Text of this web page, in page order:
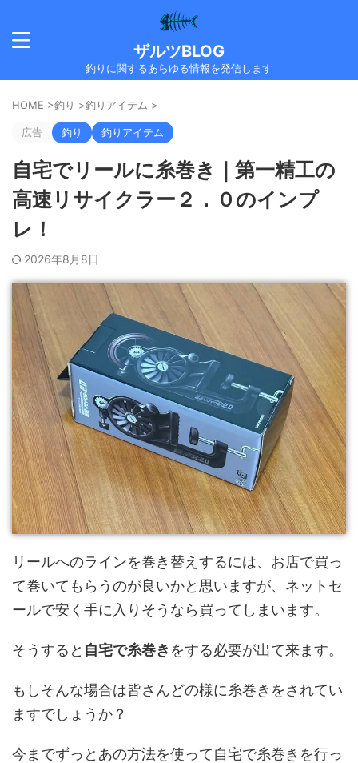
ザルツBLOG
釣りに関するあらゆる情報を発信します
HOME >釣り >釣りアイテム >
広告 釣り 釣りアイテム
自宅でリールに糸巻き｜第一精工の
高速リサイクラー２．０のインプ
レ！
2026年8月8日
リールへのラインを巻き替えするには、お店で買っ
て巻いてもらうのが良いかと思いますが、ネットセ
ールで安く手に入りそうなら買ってしまいます。
そうすると 自宅で糸巻き をする必要が出て来ます。
もしそんな場合は皆さんどの様に糸巻きをされてい
ますでしょうか？
今までずっとあの方法を使って自宅で糸巻きを行っ